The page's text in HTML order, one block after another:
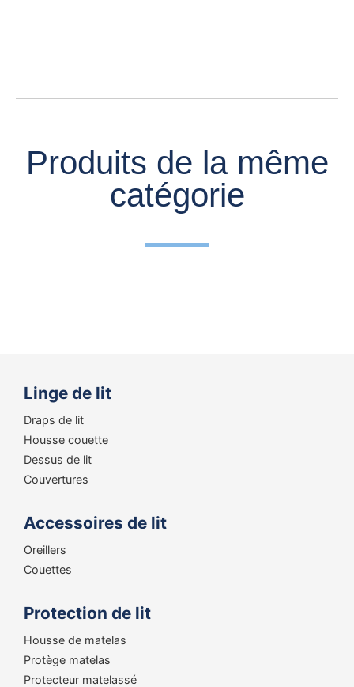
Produits de la même
catégorie
Linge de lit
Draps de lit
Housse couette
Dessus de lit
Couvertures
Accessoires de lit
Oreillers
Couettes
Protection de lit
Housse de matelas
Protège matelas
Protecteur matelassé